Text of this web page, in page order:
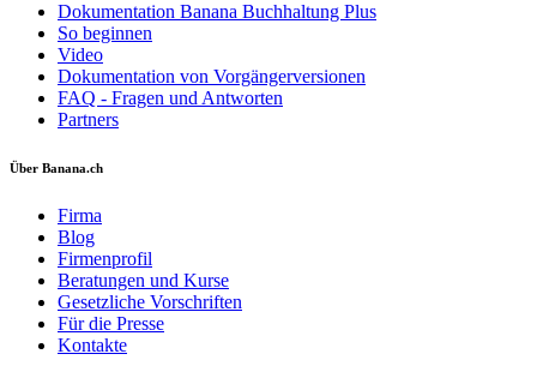
Dokumentation Banana Buchhaltung Plus
So beginnen
Video
Dokumentation von Vorgängerversionen
FAQ - Fragen und Antworten
Partners
Über Banana.ch
Firma
Blog
Firmenprofil
Beratungen und Kurse
Gesetzliche Vorschriften
Für die Presse
Kontakte